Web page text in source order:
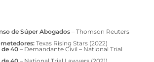
de Súper Abogados – Thomson Reuters
Texas Rising Stars (2022)
de 40 – Demandante Civil – National Trial